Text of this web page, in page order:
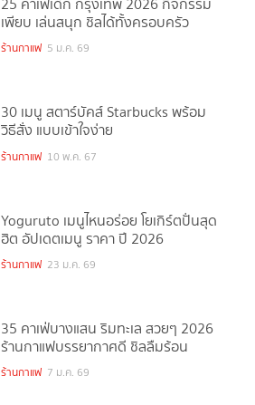
25 คาเฟ่เด็ก กรุงเทพ 2026 กิจกรรม
เพียบ เล่นสนุก ชิลได้ทั้งครอบครัว
ร้านกาแฟ 5 ม.ค. 69
30 เมนู สตาร์บัคส์ Starbucks พร้อม
วิธีสั่ง แบบเข้าใจง่าย
ร้านกาแฟ 10 พ.ค. 67
Yoguruto เมนูไหนอร่อย โยเกิร์ตปั่นสุด
ฮิต อัปเดตเมนู ราคา ปี 2026
ร้านกาแฟ 23 ม.ค. 69
35 คาเฟ่บางแสน ริมทะเล สวยๆ 2026
ร้านกาแฟบรรยากาศดี ชิลลืมร้อน
ร้านกาแฟ 7 ม.ค. 69